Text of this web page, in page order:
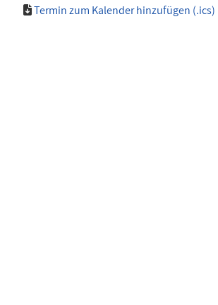
Termin zum Kalender hinzufügen (.ics)